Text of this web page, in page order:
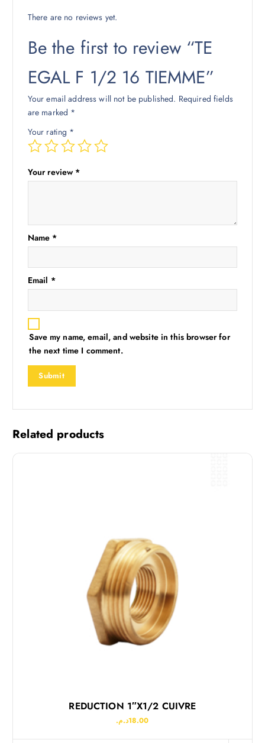
There are no reviews yet.
Be the first to review “TE
EGAL F 1/2 16 TIEMME”
Your email address will not be published. Required fields
are marked *
Your rating *
Your review *
Name *
Email *
Save my name, email, and website in this browser for
the next time I comment.
Related products
REDUCTION 1″x1/2 CUIVRE
18.00د.م.